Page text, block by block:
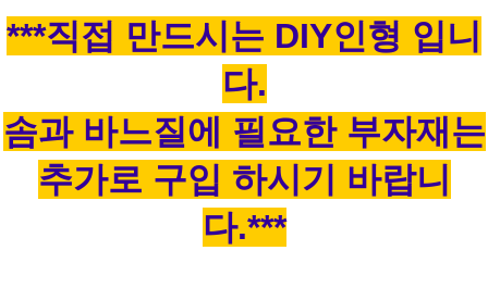
***직접 만드시는 DIY인형 입니
다.
솜과 바느질에 필요한 부자재는
추가로 구입 하시기 바랍니
다.***